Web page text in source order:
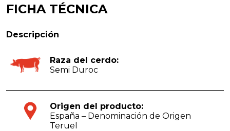
FICHA TÉCNICA
Descripción
Raza del cerdo:
Semi Duroc
Origen del producto:
España – Denominación de Origen
Teruel